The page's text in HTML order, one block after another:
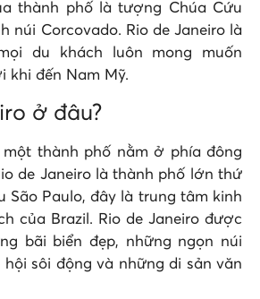
thành phố là tượng Chúa Cứu
núi Corcovado. Rio de Janeiro là
du khách luôn mong muốn
khi đến Nam Mỹ.
ở đâu?
một thành phố nằm ở phía đông
de Janeiro là thành phố lớn thứ
São Paulo, đây là trung tâm kinh
của Brazil. Rio de Janeiro được
bãi biển đẹp, những ngọn núi
hội sôi động và những di sản văn